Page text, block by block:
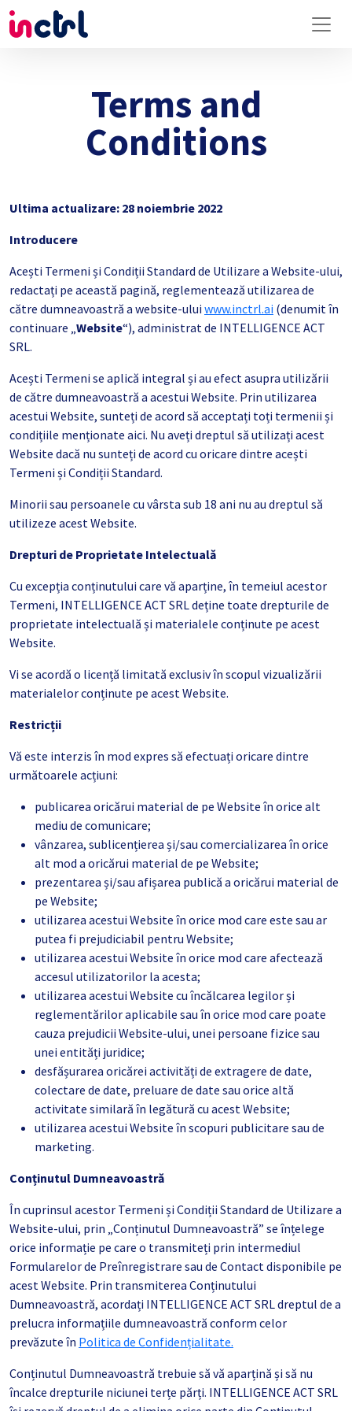
Terms and
Conditions
Ultima actualizare: 28 noiembrie 2022
Introducere
Acești Termeni și Condiții Standard de Utilizare a Website-ului,
redactați pe această pagină, reglementează utilizarea de
către dumneavoastră a website-ului www.inctrl.ai (denumit în
continuare „Website“), administrat de INTELLIGENCE ACT
SRL.
Acești Termeni se aplică integral și au efect asupra utilizării
de către dumneavoastră a acestui Website. Prin utilizarea
acestui Website, sunteți de acord să acceptați toți termenii și
condițiile menționate aici. Nu aveți dreptul să utilizați acest
Website dacă nu sunteți de acord cu oricare dintre acești
Termeni și Condiții Standard.
Minorii sau persoanele cu vârsta sub 18 ani nu au dreptul să
utilizeze acest Website.
Drepturi de Proprietate Intelectuală
Cu excepția conținutului care vă aparține, în temeiul acestor
Termeni, INTELLIGENCE ACT SRL deține toate drepturile de
proprietate intelectuală și materialele conținute pe acest
Website.
Vi se acordă o licență limitată exclusiv în scopul vizualizării
materialelor conținute pe acest Website.
Restricții
Vă este interzis în mod expres să efectuați oricare dintre
următoarele acțiuni:
publicarea oricărui material de pe Website în orice alt
mediu de comunicare;
vânzarea, sublicențierea și/sau comercializarea în orice
alt mod a oricărui material de pe Website;
prezentarea și/sau afișarea publică a oricărui material de
pe Website;
utilizarea acestui Website în orice mod care este sau ar
putea fi prejudiciabil pentru Website;
utilizarea acestui Website în orice mod care afectează
accesul utilizatorilor la acesta;
utilizarea acestui Website cu încălcarea legilor și
reglementărilor aplicabile sau în orice mod care poate
cauza prejudicii Website-ului, unei persoane fizice sau
unei entități juridice;
desfășurarea oricărei activități de extragere de date,
colectare de date, preluare de date sau orice altă
activitate similară în legătură cu acest Website;
utilizarea acestui Website în scopuri publicitare sau de
marketing.
Conținutul Dumneavoastră
În cuprinsul acestor Termeni și Condiții Standard de Utilizare a
Website-ului, prin „Conținutul Dumneavoastră” se înțelege
orice informație pe care o transmiteți prin intermediul
Formularelor de Preînregistrare sau de Contact disponibile pe
acest Website. Prin transmiterea Conținutului
Dumneavoastră, acordați INTELLIGENCE ACT SRL dreptul de a
prelucra informațiile dumneavoastră conform celor
prevăzute în Politica de Confidențialitate.
Conținutul Dumneavoastră trebuie să vă aparțină și să nu
încalce drepturile niciunei terțe părți. INTELLIGENCE ACT SRL